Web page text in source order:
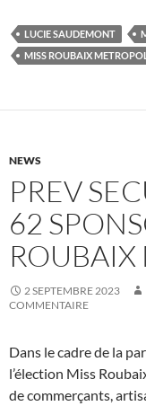
LUCIE SAUDEMONT
MISS ROUBAIX
NEWS
PREV
62
2 SEPTEMBRE 2023
COMMENTAIRE
Dans le cadre de la
l’élection Miss
de commerçants,